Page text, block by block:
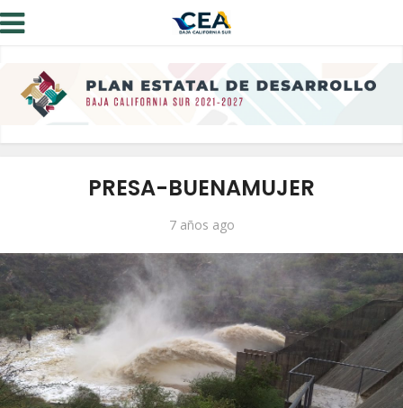
PRESA-BUENAMUJER
7 años ago